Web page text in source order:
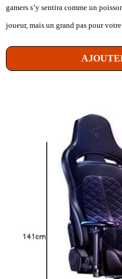
gamers s’y sentira comme un
joueur, mais un grand pas pour